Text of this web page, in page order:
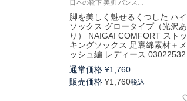
脚を美しく魅せるくつした ハイ
ソックス グロータイプ（光沢あ
り） NAIGAI COMFORT ストッ
キングソックス 足裏綿素材＋メ
ッシュ編 レディース 03022532
通常価格 ¥1,760
販売価格 ¥1,760税込